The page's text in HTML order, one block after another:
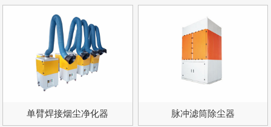
单臂焊接烟尘净化器 脉冲滤筒除尘器